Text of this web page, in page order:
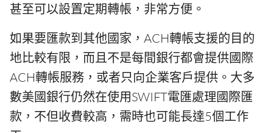
甚至可以設置定期轉帳，非常方便。
如果要匯款到其他國家，ACH轉帳支援的目的
地比較有限，而且不是每間銀行都會提供國際
ACH轉帳服務，或者只向企業客戶提供。大多
數美國銀行仍然在使用SWIFT電匯處理國際匯
款，不但收費較高，需時也可能長達5個工作